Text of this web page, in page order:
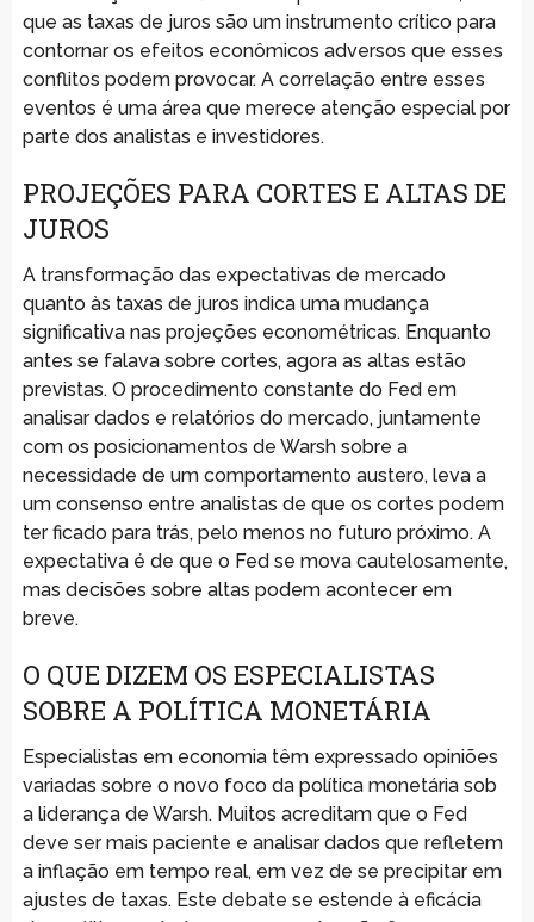
que as taxas de juros são um instrumento crítico para
contornar os efeitos econômicos adversos que esses
conflitos podem provocar. A correlação entre esses
eventos é uma área que merece atenção especial por
parte dos analistas e investidores.
PROJEÇÕES PARA CORTES E ALTAS DE
JUROS
A transformação das expectativas de mercado
quanto às taxas de juros indica uma mudança
significativa nas projeções econométricas. Enquanto
antes se falava sobre cortes, agora as altas estão
previstas. O procedimento constante do Fed em
analisar dados e relatórios do mercado, juntamente
com os posicionamentos de Warsh sobre a
necessidade de um comportamento austero, leva a
um consenso entre analistas de que os cortes podem
ter ficado para trás, pelo menos no futuro próximo. A
expectativa é de que o Fed se mova cautelosamente,
mas decisões sobre altas podem acontecer em
breve.
O QUE DIZEM OS ESPECIALISTAS
SOBRE A POLÍTICA MONETÁRIA
Especialistas em economia têm expressado opiniões
variadas sobre o novo foco da política monetária sob
a liderança de Warsh. Muitos acreditam que o Fed
deve ser mais paciente e analisar dados que refletem
a inflação em tempo real, em vez de se precipitar em
ajustes de taxas. Este debate se estende à eficácia